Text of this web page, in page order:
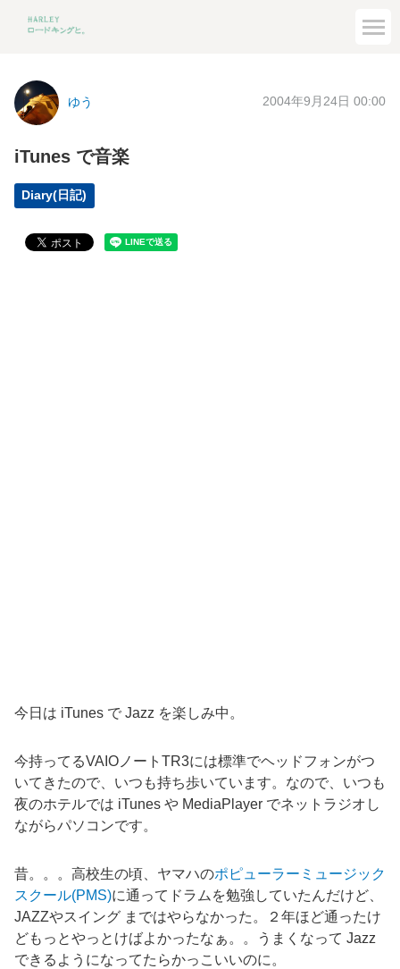
ゆう 2004年9月24日 00:00
iTunes で音楽
Diary(日記)
今日は iTunes で Jazz を楽しみ中。
今持ってるVAIOノートTR3には標準でヘッドフォンがつ
いてきたので、いつも持ち歩いています。なので、いつも
夜のホテルでは iTunes や MediaPlayer でネットラジオし
ながらパソコンです。
昔。。。高校生の頃、ヤマハのポピューラーミュージック
スクール(PMS)に通ってドラムを勉強していたんだけど、
JAZZやスイング まではやらなかった。２年ほど通ったけ
どもっとやっとけばよかったなぁ。。うまくなって Jazz
できるようになってたらかっこいいのに。